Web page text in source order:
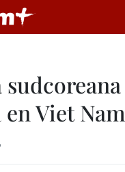
sudcoreana
Viet Nam